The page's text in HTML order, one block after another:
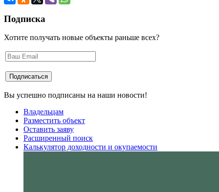
Подписка
Хотите получать новые объекты раньше всех?
Вы успешно подписаны на наши новости!
Владельцам
Разместить объект
Оставить заяву
Расширенный поиск
Калькулятор доходности и окупаемости